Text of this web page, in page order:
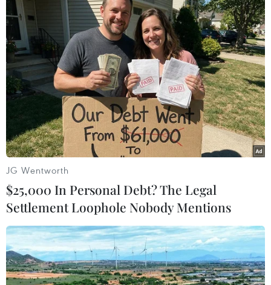
Công an huyện Ân Thi đang phối hợp với các
đơn vị liên quan tiến hành xác minh, điều tra
vụ tai nạn giao thông trên và củng cố hồ sơ xử
lý./.
(TTXVN/Vietnam+)
JG Wentworth
$25,000 In Personal Debt? The Legal
Settlement Loophole Nobody Mentions